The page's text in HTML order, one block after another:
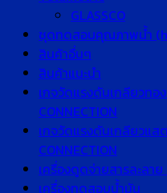
GLASSCO
ชุดทดสอบคุณภาพน้ำ
สินค้าอื่นๆ
สินค้าแนะนำ
เกจวัดแรงดันเกลียวทอง
CONNECTION
เกจวัดแรงดันเกลียวแสต
CONNECTION
เครื่องดูดจ่ายสารละลา
เครื่องทดสอบน้ำมัน